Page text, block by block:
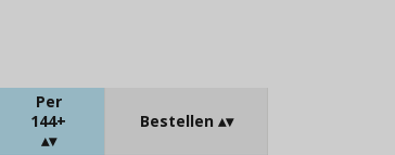
Per
144+
Bestellen